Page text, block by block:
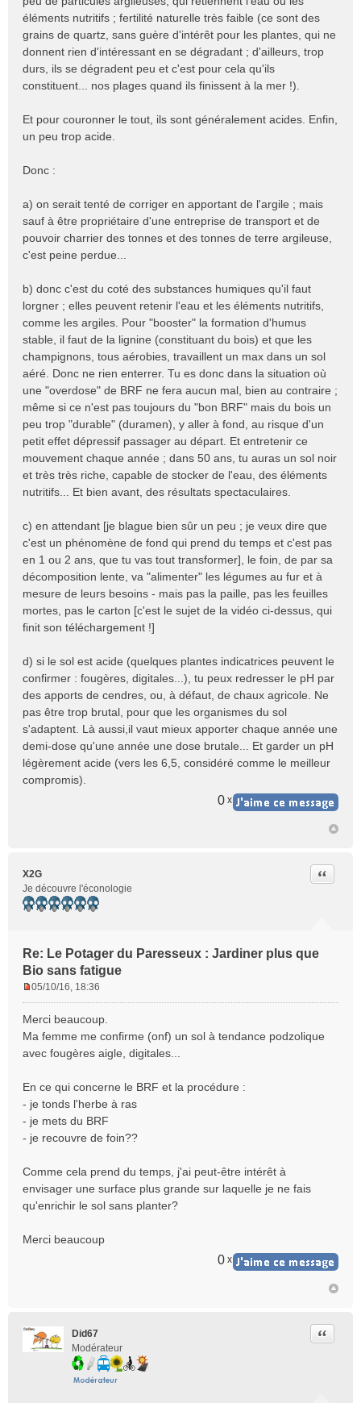
n
n
l
u
éléments nutritifs ; fertilité naturelle très faible (ce sont des
grains de quartz, sans guère d'intérêt pour les plantes, qui ne
donnent rien d'intéressant en se dégradant ; d'ailleurs, trop
durs, ils se dégradent peu et c'est pour cela qu'ils
constituent... nos plages quand ils finissent à la mer !).
Et pour couronner le tout, ils sont généralement acides. Enfin,
un peu trop acide.
Donc :
a) on serait tenté de corriger en apportant de l'argile ; mais
sauf à être propriétaire d'une entreprise de transport et de
pouvoir charrier des tonnes et des tonnes de terre argileuse,
c'est peine perdue...
b) donc c'est du coté des substances humiques qu'il faut
lorgner ; elles peuvent retenir l'eau et les éléments nutritifs,
comme les argiles. Pour "booster" la formation d'humus
stable, il faut de la lignine (constituant du bois) et que les
champignons, tous aérobies, travaillent un max dans un sol
aéré. Donc ne rien enterrer. Tu es donc dans la situation où
une "overdose" de BRF ne fera aucun mal, bien au contraire ;
même si ce n'est pas toujours du "bon BRF" mais du bois un
peu trop "durable" (duramen), y aller à fond, au risque d'un
petit effet dépressif passager au départ. Et entretenir ce
mouvement chaque année ; dans 50 ans, tu auras un sol noir
et très très riche, capable de stocker de l'eau, des éléments
nutritifs... Et bien avant, des résultats spectaculaires.
c) en attendant [je blague bien sûr un peu ; je veux dire que
c'est un phénomène de fond qui prend du temps et c'est pas
en 1 ou 2 ans, que tu vas tout transformer], le foin, de par sa
décomposition lente, va "alimenter" les légumes au fur et à
mesure de leurs besoins - mais pas la paille, pas les feuilles
mortes, pas le carton [c'est le sujet de la vidéo ci-dessus, qui
finit son téléchargement !]
d) si le sol est acide (quelques plantes indicatrices peuvent le
confirmer : fougères, digitales...), tu peux redresser le pH par
des apports de cendres, ou, à défaut, de chaux agricole. Ne
pas être trop brutal, pour que les organismes du sol
s'adaptent. Là aussi,il vaut mieux apporter chaque année une
demi-dose qu'une année une dose brutale... Et garder un pH
légèrement acide (vers les 6,5, considéré comme le meilleur
compromis).
0 x
X2G
Je découvre l'éconologie
Re: Le Potager du Paresseux : Jardiner plus que
Bio sans fatigue
Citer
s
s
a
e
n
n
l
05/10/16, 18:36
Merci beaucoup.
Ma femme me confirme (onf) un sol à tendance podzolique
avec fougères aigle, digitales...
En ce qui concerne le BRF et la procédure :
- je tonds l'herbe à ras
- je mets du BRF
- je recouvre de foin??
Comme cela prend du temps, j'ai peut-être intérêt à
envisager une surface plus grande sur laquelle je ne fais
qu'enrichir le sol sans planter?
Merci beaucoup
0 x
Did67
Modérateur
Citer